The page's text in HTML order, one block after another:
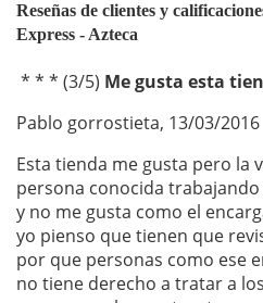
Reseñas de clientes y
Express - Azteca
* * * (3/5) Me gusta esta
Pablo gorrostieta, 13/03/2016
Esta tienda me gusta pero la
persona conocida trabajando
y no me gusta como el
yo pienso que tienen que
por que personas como ese
no tiene derecho a tratar a